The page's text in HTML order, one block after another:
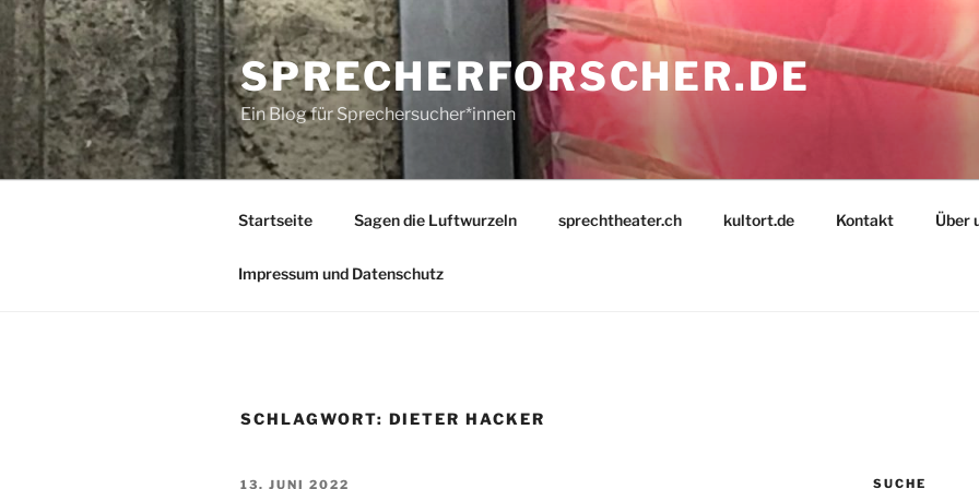
Zum
Inhalt
springen
SPRECHERFORSCHER.DE
Ein Blog für Sprechersucher*innen
Startseite Sagen die Luftwurzeln sprechtheater.ch kultort.de Kontakt Über
Impressum und Datenschutz
SCHLAGWORT: DIETER HACKER
VERÖFFENTLICHT
13. JUNI 2022 SUCHE